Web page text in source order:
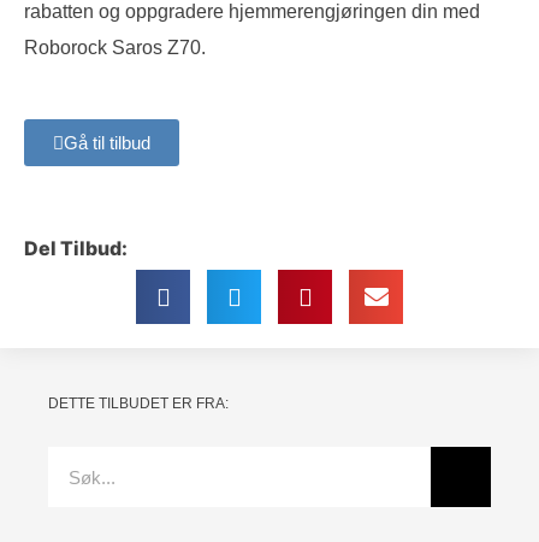
rabatten og oppgradere hjemmerengjøringen din med
Roborock Saros Z70.
Gå til tilbud
Del Tilbud:
DETTE TILBUDET ER FRA: